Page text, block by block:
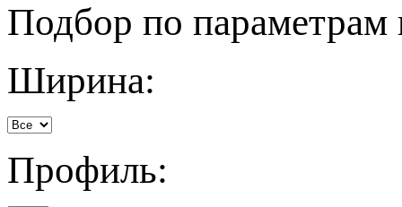
Подбор по
Ширина:
Профиль: